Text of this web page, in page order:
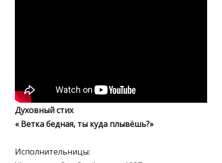
Духовный стих
« Ветка бедная, ты куда плывёшь?»
Исполнительницы: